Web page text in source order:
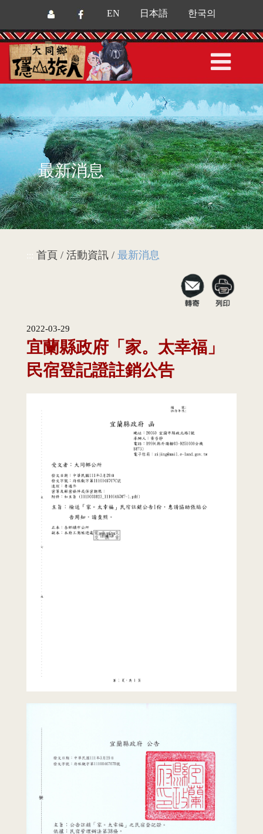
EN 日本語 한국의
最新消息
首頁 / 活動資訊 / 最新消息
2022-03-29
宜蘭縣政府「家。太幸福」
民宿登記證註銷公告